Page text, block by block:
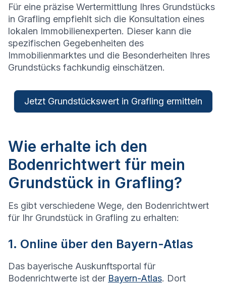
Für eine präzise Wertermittlung Ihres Grundstücks
in Grafling empfiehlt sich die Konsultation eines
lokalen Immobilienexperten. Dieser kann die
spezifischen Gegebenheiten des
Immobilienmarktes und die Besonderheiten Ihres
Grundstücks fachkundig einschätzen.
Jetzt Grundstückswert in Grafling ermitteln
Wie erhalte ich den
Bodenrichtwert für mein
Grundstück in Grafling?
Es gibt verschiedene Wege, den Bodenrichtwert
für Ihr Grundstück in Grafling zu erhalten:
1. Online über den Bayern-Atlas
Das bayerische Auskunftsportal für
Bodenrichtwerte ist der Bayern-Atlas. Dort